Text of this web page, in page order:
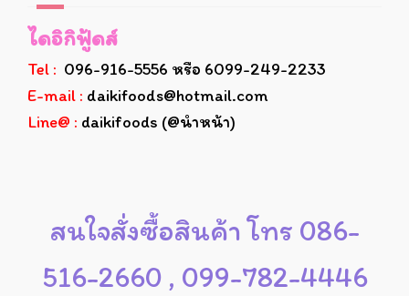
ไดอิกิฟู้ดส์
Tel : 096-916-5556 หรือ 6099-249-2233
E-mail : daikifoods@hotmail.com
Line@ : daikifoods (@นำหน้า)
สนใจสั่งซื้อสินค้า โทร 086-
516-2660 , 099-782-4446